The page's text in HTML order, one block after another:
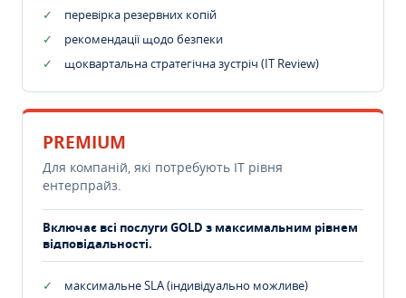
перевірка резервних копій
рекомендації щодо безпеки
щоквартальна стратегічна зустріч (IT Review)
PREMIUM
Для компаній, які потребують ІТ рівня
ентерпрайз.
Включає всі послуги GOLD з максимальним рівнем
відповідальності.
максимальне SLA (індивідуально можливе)